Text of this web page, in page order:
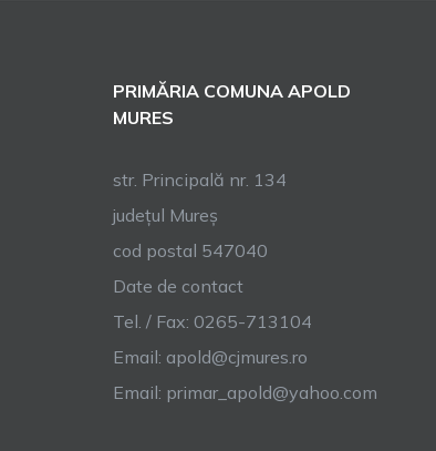
PRIMĂRIA COMUNA APOLD
MURES
str. Principală nr. 134
județul Mureș
cod postal 547040
Date de contact
Tel. / Fax: 0265-713104
Email: apold@cjmures.ro
Email: primar_apold@yahoo.com